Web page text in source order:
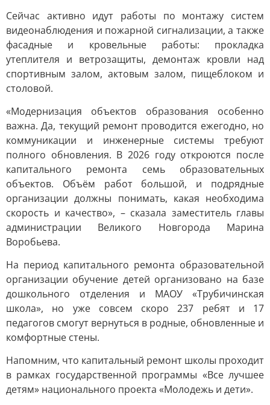
Сейчас активно идут работы по монтажу систем
видеонаблюдения и пожарной сигнализации, а также
фасадные и кровельные работы: прокладка
утеплителя и ветрозащиты, демонтаж кровли над
спортивным залом, актовым залом, пищеблоком и
столовой.
«Модернизация объектов образования особенно
важна. Да, текущий ремонт проводится ежегодно, но
коммуникации и инженерные системы требуют
полного обновления. В 2026 году откроются после
капитального ремонта семь образовательных
объектов. Объём работ большой, и подрядные
организации должны понимать, какая необходима
скорость и качество», – сказала заместитель главы
администрации Великого Новгорода Марина
Воробьева.
На период капитального ремонта образовательной
организации обучение детей организовано на базе
дошкольного отделения и МАОУ «Трубичинская
школа», но уже совсем скоро 237 ребят и 17
педагогов смогут вернуться в родные, обновленные и
комфортные стены.
Напомним, что капитальный ремонт школы проходит
в рамках государственной программы «Все лучшее
детям» национального проекта «Молодежь и дети».